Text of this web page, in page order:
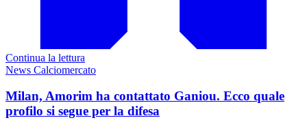
Continua la lettura
News Calciomercato
Milan, Amorim ha contattato Ganiou. Ecco quale
profilo si segue per la difesa